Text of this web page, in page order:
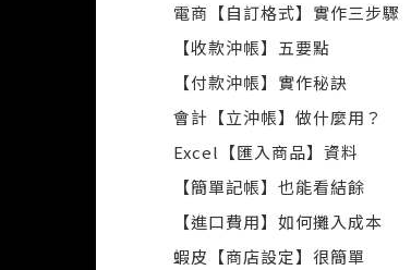
電商【自訂格式】實作三步驟
【收款沖帳】五要點
【付款沖帳】實作秘訣
會計【立沖帳】做什麼用？
Excel【匯入商品】資料
【簡單記帳】也能看結餘
【進口費用】如何攤入成本
蝦皮【商店設定】很簡單